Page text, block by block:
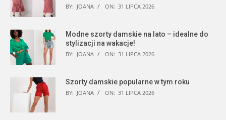
BY: JOANA ON: 31 LIPCA 2026
Modne szorty damskie na lato – idealne do
stylizacji na wakacje!
BY: JOANA ON: 31 LIPCA 2026
Szorty damskie popularne w tym roku
BY: JOANA ON: 31 LIPCA 2026